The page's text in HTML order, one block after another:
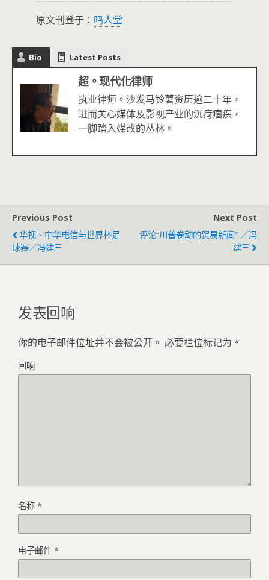
原文刊登于： 鸣人堂
Bio Latest Posts
超。现代化律师
执业律师。沙发马铃薯资历逾二十年，
进而关心媒体及影视产业的沉疴痼疾，
一脚踏入媒改的丛林。
Previous Post
华视、中华电信与世界杯足
球赛／冯建三
Next Post
评论“川普卷动的贸易新闻” ／冯
建三
发表回响
你的电子邮件位址并不会被公开。 必要栏位标记为 *
回响
名称 *
电子邮件 *